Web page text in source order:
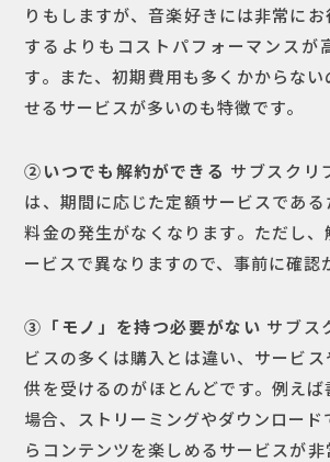
りもしますが、音楽好きには非常に
するよりもコストパフォーマンスが
す。また、初期費用も多くかからな
せるサービスが多いのも特徴です。
②いつでも解約ができる サブスクリ
は、期間に応じた定額サービスであ
料金の発生がなくなります。ただし
ービスで異なりますので、事前に確認
③「モノ」を持つ必要がない サブス
ビスの多くは購入とは違い、サービ
供を受けるのがほとんどです。例え
場合、ストリーミングやダウンロード
らコンテンツを楽しめるサービスが